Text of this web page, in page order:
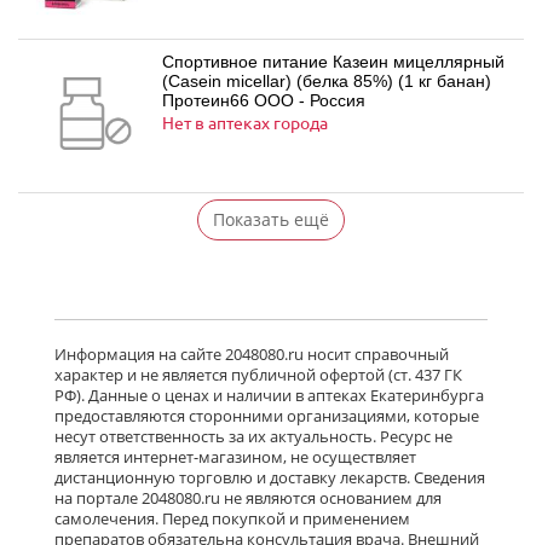
Спортивное питание Казеин мицеллярный
(Casein micellar) (белка 85%) (1 кг банан)
Протеин66 ООО - Россия
Нет в аптеках города
Показать ещё
Информация на сайте 2048080.ru носит справочный
характер и не является публичной офертой (ст. 437 ГК
РФ). Данные о ценах и наличии в аптеках Екатеринбурга
предоставляются сторонними организациями, которые
несут ответственность за их актуальность. Ресурс не
является интернет-магазином, не осуществляет
дистанционную торговлю и доставку лекарств. Сведения
на портале 2048080.ru не являются основанием для
самолечения. Перед покупкой и применением
препаратов обязательна консультация врача. Внешний